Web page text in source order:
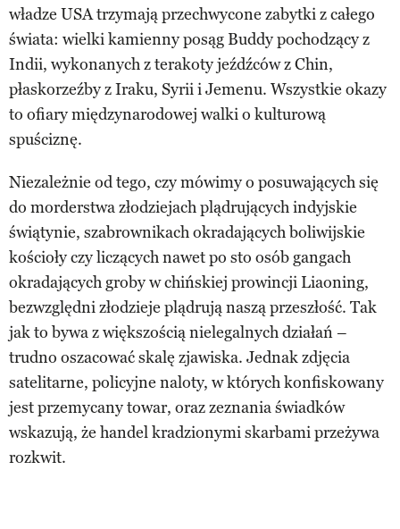
władze USA trzymają przechwycone zabytki z całego
świata: wielki kamienny posąg Buddy pochodzący z
Indii, wykonanych z terakoty jeźdźców z Chin,
płaskorzeźby z Iraku, Syrii i Jemenu. Wszystkie okazy
to ofiary międzynarodowej walki o kulturową
spuściznę.
Niezależnie od tego, czy mówimy o posuwających się
do morderstwa złodziejach plądrujących indyjskie
świątynie, szabrownikach okradających boliwijskie
kościoły czy liczących nawet po sto osób gangach
okradających groby w chińskiej prowincji Liaoning,
bezwzględni złodzieje plądrują naszą przeszłość. Tak
jak to bywa z większością nielegalnych działań –
trudno oszacować skalę zjawiska. Jednak zdjęcia
satelitarne, policyjne naloty, w których konfiskowany
jest przemycany towar, oraz zeznania świadków
wskazują, że handel kradzionymi skarbami przeżywa
rozkwit.